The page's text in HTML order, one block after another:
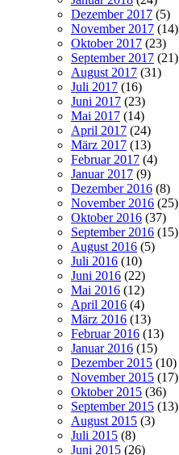
Dezember 2017 (5)
November 2017 (14)
Oktober 2017 (23)
September 2017 (21)
August 2017 (31)
Juli 2017 (16)
Juni 2017 (23)
Mai 2017 (14)
April 2017 (24)
März 2017 (13)
Februar 2017 (4)
Januar 2017 (9)
Dezember 2016 (8)
November 2016 (25)
Oktober 2016 (37)
September 2016 (15)
August 2016 (5)
Juli 2016 (10)
Juni 2016 (22)
Mai 2016 (12)
April 2016 (4)
März 2016 (13)
Februar 2016 (13)
Januar 2016 (15)
Dezember 2015 (10)
November 2015 (17)
Oktober 2015 (36)
September 2015 (13)
August 2015 (3)
Juli 2015 (8)
Juni 2015 (26)